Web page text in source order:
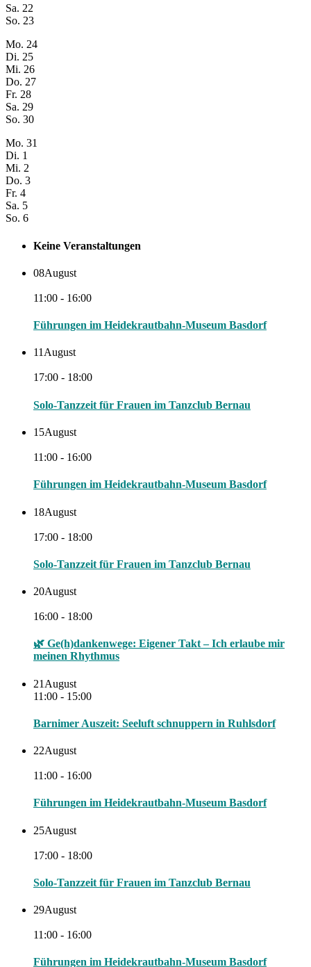
Sa. 22
So. 23
Mo. 24
Di. 25
Mi. 26
Do. 27
Fr. 28
Sa. 29
So. 30
Mo. 31
Di. 1
Mi. 2
Do. 3
Fr. 4
Sa. 5
So. 6
Keine Veranstaltungen
08August
11:00 - 16:00
Führungen im Heidekrautbahn-Museum Basdorf
11August
17:00 - 18:00
Solo-Tanzzeit für Frauen im Tanzclub Bernau
15August
11:00 - 16:00
Führungen im Heidekrautbahn-Museum Basdorf
18August
17:00 - 18:00
Solo-Tanzzeit für Frauen im Tanzclub Bernau
20August
16:00 - 18:00
🌿 Ge(h)dankenwege: Eigener Takt – Ich erlaube mir
meinen Rhythmus
21 August
11:00 - 15:00
Barnimer Auszeit: Seeluft schnuppern in Ruhlsdorf
22August
11:00 - 16:00
Führungen im Heidekrautbahn-Museum Basdorf
25August
17:00 - 18:00
Solo-Tanzzeit für Frauen im Tanzclub Bernau
29August
11:00 - 16:00
Führungen im Heidekrautbahn-Museum Basdorf